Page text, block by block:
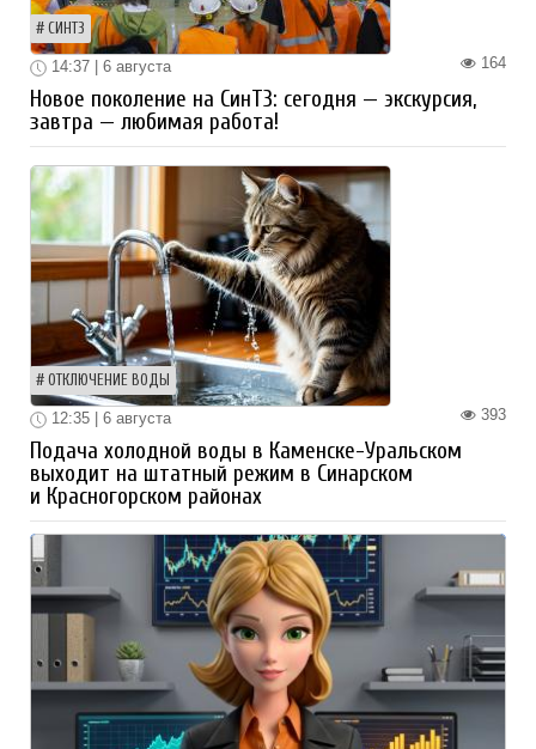
СИНТЗ
164
14:37 | 6 августа
Новое поколение на СинТЗ: сегодня — экскурсия,
завтра — любимая работа!
ОТКЛЮЧЕНИЕ ВОДЫ
393
12:35 | 6 августа
Подача холодной воды в Каменске-Уральском
выходит на штатный режим в Синарском
и Красногорском районах